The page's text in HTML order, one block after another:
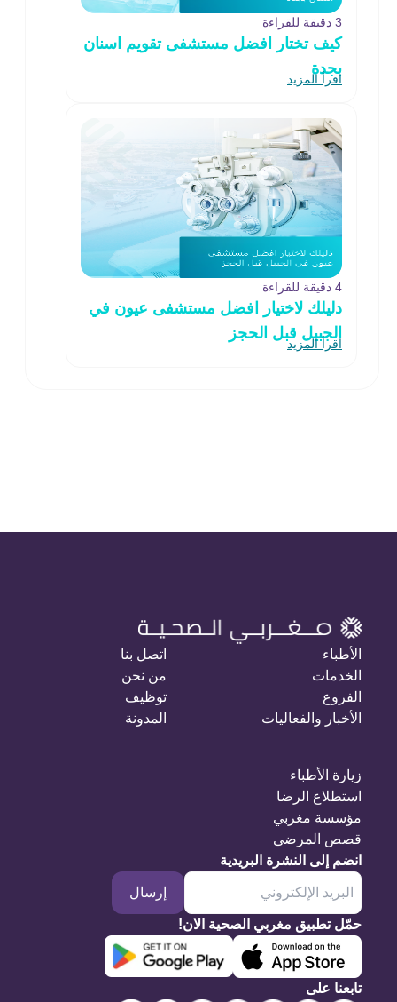
3 دقيقة للقراءة
كيف تختار افضل مستشفى تقويم اسنان
بجدة
اقرأ المزيد
4 دقيقة للقراءة
دليلك لاختيار افضل مستشفى عيون في
الجبيل قبل الحجز
اقرأ المزيد
الأطباء
الخدمات
الفروع
الأخبار والفعاليات
اتصل بنا
من نحن
توظيف
المدونة
زيارة الأطباء
استطلاع الرضا
مؤسسة مغربي
قصص المرضى
انضم إلى النشرة البريدية
إرسال
حمّل تطبيق مغربي الصحية الان!
تابعنا على